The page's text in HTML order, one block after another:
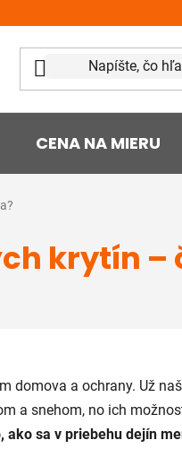
CENA NA MIERU
krytín –
domova a ochrany. Už
a snehom, no ich
ako sa v priebehu dejín